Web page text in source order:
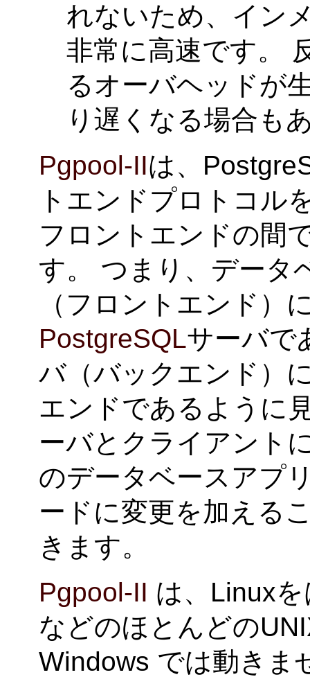
れないため、イン
非常に高速です。
るオーバヘッドが
り遅くなる場合も
Pgpool-IIは、
トエンドプロトコル
フロントエンドの間
す。 つまり、データ
（フロントエンド）
PostgreSQLサーバで
バ（バックエンド）
エンドであるように
ーバとクライアント
のデータベースアプ
ードに変更を加える
きます。
Pgpool-II は、Linux
などのほとんどの
Windows では動きま